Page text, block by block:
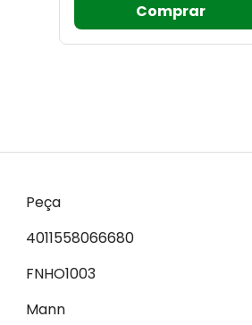
Comprar
Peça
4011558066680
FNHO1003
Mann